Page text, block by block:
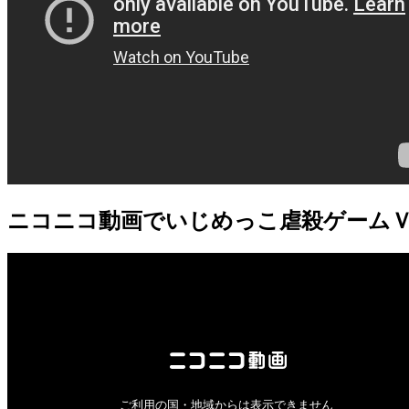
ニコニコ動画でいじめっこ虐殺ゲーム